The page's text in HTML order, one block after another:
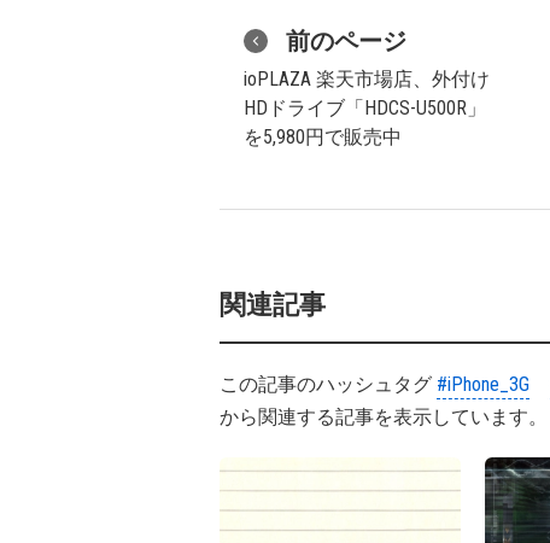
前のページ
ioPLAZA 楽天市場店、外付け
HDドライブ「HDCS-U500R」
を5,980円で販売中
関連記事
この記事のハッシュタグ #iPhone_3G
から関連する記事を表示しています。